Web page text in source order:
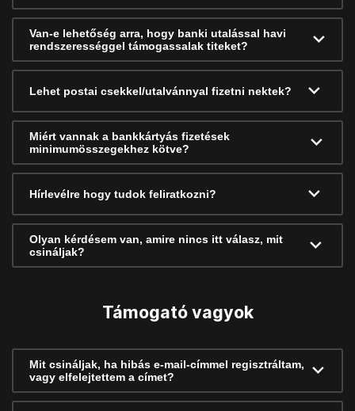
Van-e lehetőség arra, hogy banki utalással havi
rendszerességgel támogassalak titeket?
Lehet postai csekkel/utalvánnyal fizetni nektek?
Miért vannak a bankkártyás fizetések
minimumösszegekhez kötve?
Hírlevélre hogy tudok feliratkozni?
Olyan kérdésem van, amire nincs itt válasz, mit
csináljak?
Támogató vagyok
Mit csináljak, ha hibás e-mail-címmel regisztráltam,
vagy elfelejtettem a címet?